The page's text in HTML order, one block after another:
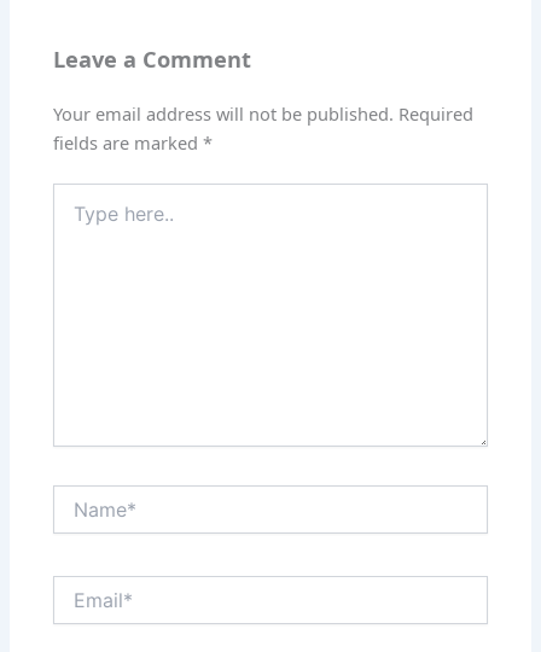
Leave a Comment
Your email address will not be published. Required
fields are marked*
here..